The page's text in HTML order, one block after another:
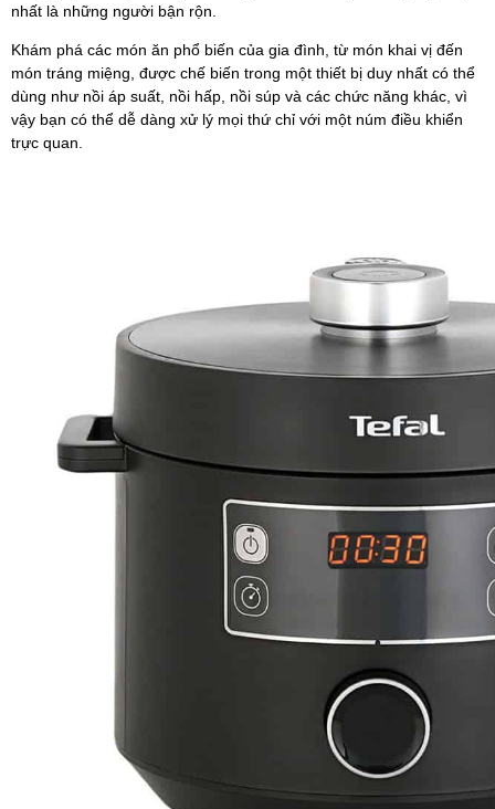
nhất là những người bận rộn.
Khám phá các món ăn phổ biến của gia đình, từ món khai vị đến
món tráng miệng, được chế biến trong một thiết bị duy nhất có thể
dùng như nồi áp suất, nồi hấp, nồi súp và các chức năng khác, vì
vậy bạn có thể dễ dàng xử lý mọi thứ chỉ với một núm điều khiển
trực quan.